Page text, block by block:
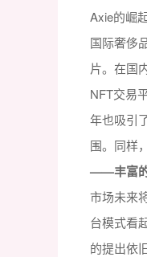
Axie的崛
国际奢侈
片。在国
NFT交易
年也吸引
围。同样
——丰富的
市场未来
台模式看
的提出依